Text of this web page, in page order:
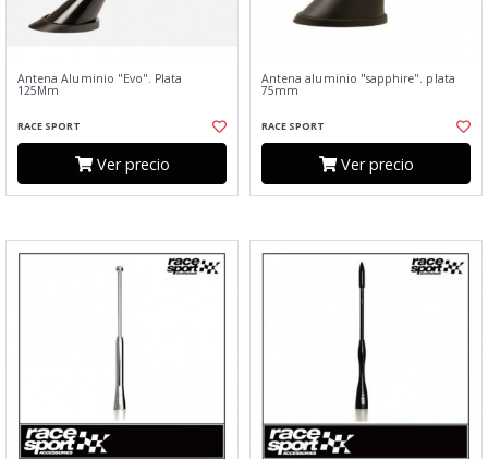
Antena Aluminio "Evo". Plata
125Mm
RACE SPORT
Ver precio
Antena aluminio "sapphire". plata
75mm
RACE SPORT
Ver precio